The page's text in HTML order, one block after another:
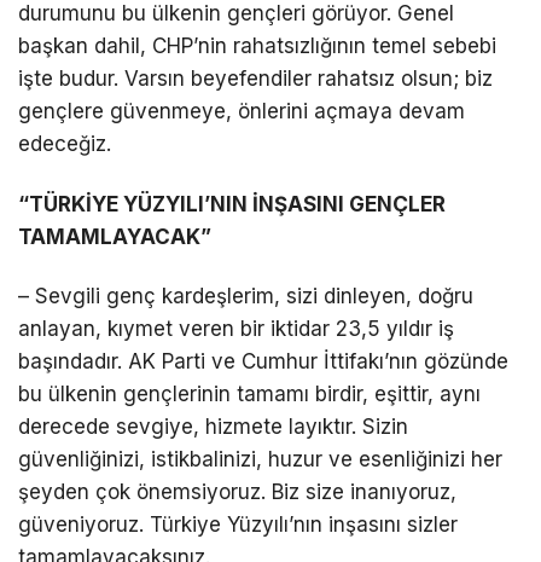
durumunu bu ülkenin gençleri görüyor. Genel
başkan dahil, CHP’nin rahatsızlığının temel sebebi
işte budur. Varsın beyefendiler rahatsız olsun; biz
gençlere güvenmeye, önlerini açmaya devam
edeceğiz.
“TÜRKİYE YÜZYILI’NIN İNŞASINI GENÇLER
TAMAMLAYACAK”
– Sevgili genç kardeşlerim, sizi dinleyen, doğru
anlayan, kıymet veren bir iktidar 23,5 yıldır iş
başındadır. AK Parti ve Cumhur İttifakı’nın gözünde
bu ülkenin gençlerinin tamamı birdir, eşittir, aynı
derecede sevgiye, hizmete layıktır. Sizin
güvenliğinizi, istikbalinizi, huzur ve esenliğinizi her
şeyden çok önemsiyoruz. Biz size inanıyoruz,
güveniyoruz. Türkiye Yüzyılı’nın inşasını sizler
tamamlayacaksınız.